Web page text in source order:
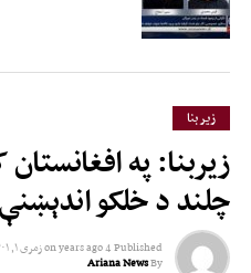
زیر بنا
زیربنا: په
چلند د خلکو اندېښنې
Published
4 years ago
onزمری ۱, ۱۴۰۱
By
Ariana News